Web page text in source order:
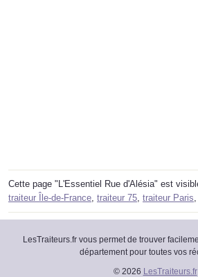
Cette page "L'Essentiel Rue d'Alésia" est
traiteur Île-de-France traiteur 75 traiteur Paris
LesTraiteurs.fr vous permet de trouver
département pour toutes vos
© 2026 LesTraiteurs.fr